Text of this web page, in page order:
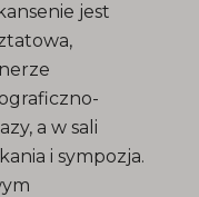
jest
a w sali
i sympozja.